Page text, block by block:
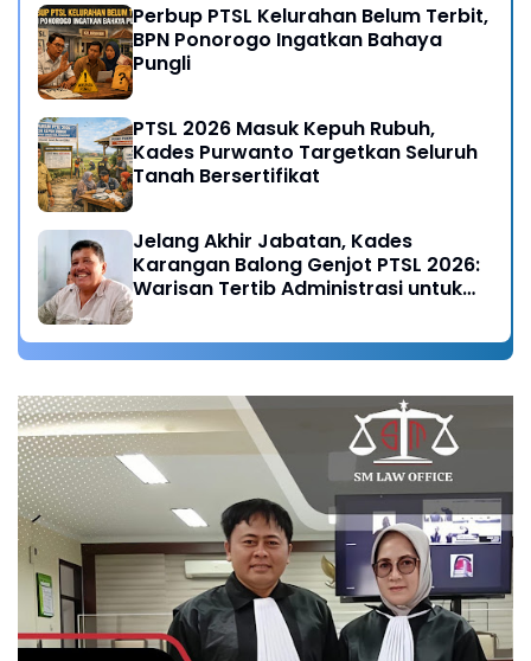
Perbup PTSL Kelurahan Belum Terbit,
BPN Ponorogo Ingatkan Bahaya
Pungli
PTSL 2026 Masuk Kepuh Rubuh,
Kades Purwanto Targetkan Seluruh
Tanah Bersertifikat
Jelang Akhir Jabatan, Kades
Karangan Balong Genjot PTSL 2026:
Warisan Tertib Administrasi untuk